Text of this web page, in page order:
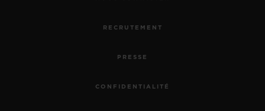
RECRUTEMENT
PRESSE
CONFIDENTIALITÉ